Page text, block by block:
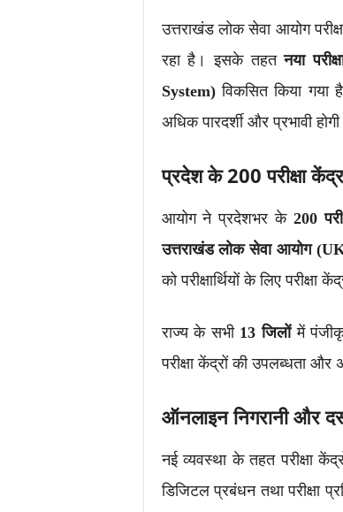
उत्तराखंड लोक सेवा आयोग
रहा है। इसके तहतनया
System)विकसित किया गया
अधिक पारदर्शी और प्रभावी
प्रदेश के 200 परीक्षा
आयोग ने प्रदेशभर के 200
उत्तराखंड लोक सेवा आयोग
को परीक्षार्थियों के लिए
राज्य के सभी 13 जिलोंमें
परीक्षा केंद्रों की उपलब्धता और
ऑनलाइन निगरानी और
नई व्यवस्था के तहत परीक्षा
डिजिटल प्रबंधन तथा परीक्षा